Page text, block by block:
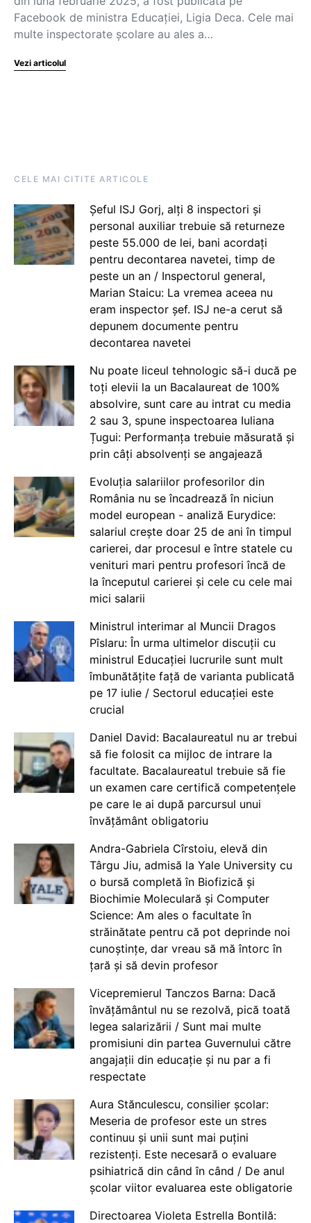
Facebook de ministra Educației, Ligia Deca. Cele mai
multe inspectorate școlare au ales a…
Vezi articolul
CELE MAI CITITE ARTICOLE
Șeful ISJ Gorj, alți 8 inspectori și
personal auxiliar trebuie să returneze
peste 55.000 de lei, bani acordați
pentru decontarea navetei, timp de
peste un an / Inspectorul general,
Marian Staicu: La vremea aceea nu
eram inspector șef. ISJ ne-a cerut să
depunem documente pentru
decontarea navetei
Nu poate liceul tehnologic să-i ducă pe
toți elevii la un Bacalaureat de 100%
absolvire, sunt care au intrat cu media
2 sau 3, spune inspectoarea Iuliana
Țugui: Performanța trebuie măsurată și
prin câți absolvenți se angajează
Evoluția salariilor profesorilor din
România nu se încadrează în niciun
model european - analiză Eurydice:
salariul crește doar 25 de ani în timpul
carierei, dar procesul e între statele cu
venituri mari pentru profesori încă de
la începutul carierei și cele cu cele mai
mici salarii
Ministrul interimar al Muncii Dragos
Pîslaru: În urma ultimelor discuții cu
ministrul Educației lucrurile sunt mult
îmbunătățite față de varianta publicată
pe 17 iulie / Sectorul educației este
crucial
Daniel David: Bacalaureatul nu ar trebui
să fie folosit ca mijloc de intrare la
facultate. Bacalaureatul trebuie să fie
un examen care certifică competențele
pe care le ai după parcursul unui
învățământ obligatoriu
Andra-Gabriela Cîrstoiu, elevă din
Târgu Jiu, admisă la Yale University cu
o bursă completă în Biofizică și
Biochimie Moleculară și Computer
Science: Am ales o facultate în
străinătate pentru că pot deprinde noi
cunoștințe, dar vreau să mă întorc în
țară și să devin profesor
Vicepremierul Tanczos Barna: Dacă
învățământul nu se rezolvă, pică toată
legea salarizării / Sunt mai multe
promisiuni din partea Guvernului către
angajații din educație și nu par a fi
respectate
Aura Stănculescu, consilier școlar:
Meseria de profesor este un stres
continuu și unii sunt mai puțini
rezistenți. Este necesară o evaluare
psihiatrică din când în când / De anul
școlar viitor evaluarea este obligatorie
Directoarea Violeta Estrella Bontilă: